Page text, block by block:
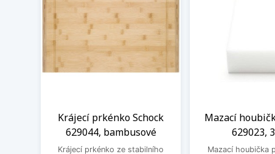
Krájecí prkénko Schock
629044, bambusové
Krájecí prkénko ze stabilního
Mazací
629023,
Mazací houbička